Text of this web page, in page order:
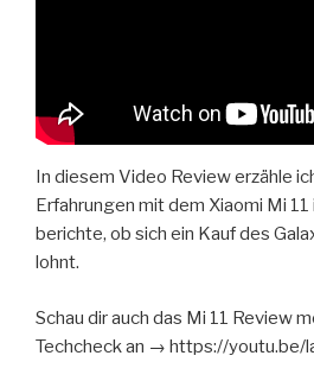
In diesem Video Review erzähle
Erfahrungen mit dem Xiaomi Mi
berichte, ob sich ein Kauf des
lohnt.
Schau dir auch das Mi 11 Review
Techcheck an → https://youtu.be/